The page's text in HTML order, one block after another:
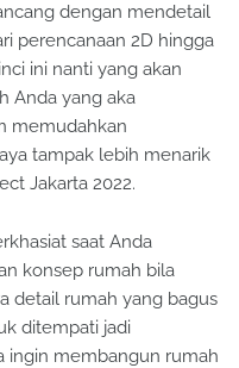
dengan mendetail
perencanaan 2D hingga
ini nanti yang akan
Anda yang aka
memudahkan
tampak lebih menarik
Jakarta 2022.
saat Anda
konsep rumah bila
detail rumah yang bagus
ditempati jadi
ingin membangun rumah